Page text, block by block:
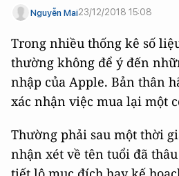
Nguyễn Mai23/12/2018 15:08
Trong nhiều thống kê số
thường không để ý đến
nhập của Apple. Bản thân
xác nhận việc mua lại một
Thường phải sau một thời
nhận xét về tên tuổi đã